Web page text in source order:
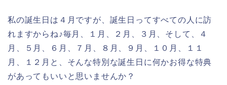
私の誕生日は４月ですが、誕生日ってすべての人に訪
れますからね♪毎月、１月、２月、３月、そして、４
月、５月、６月、７月、８月、９月、１０月、１１
月、１２月と、そんな特別な誕生日に何かお得な特典
があってもいいと思いませんか？